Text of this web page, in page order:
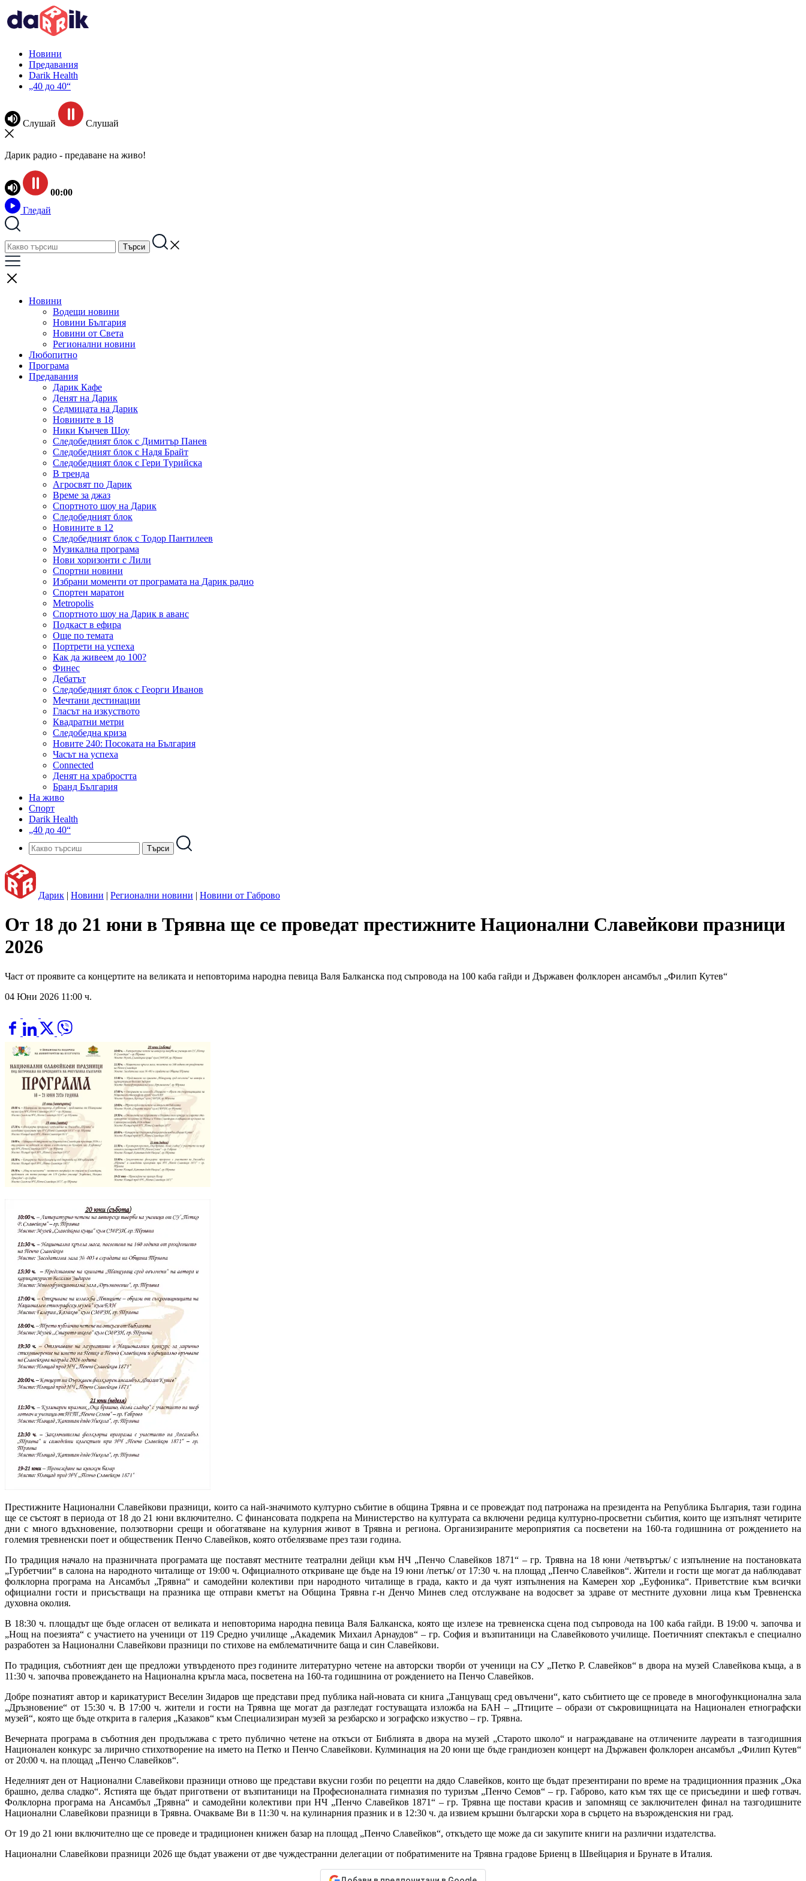
Новини
Предавания
Darik Health
„40 до 40“
Слушай Слушай
Дарик радио - предаване на живо!
00:00
Гледай
Новини
Водещи новини
Новини България
Новини от Света
Регионални новини
Любопитно
Програма
Предавания
Дарик Кафе
Денят на Дарик
Седмицата на Дарик
Новините в 18
Ники Кънчев Шоу
Следобедният блок с Димитър Панев
Следобедният блок с Надя Брайт
Следобедният блок с Гери Турийска
В тренда
Агросвят по Дарик
Време за джаз
Спортното шоу на Дарик
Следобедният блок
Новините в 12
Следобедният блок с Тодор Пантилеев
Музикална програма
Нови хоризонти с Лили
Спортни новини
Избрани моменти от програмата на Дарик радио
Спортен маратон
Metropolis
Спортното шоу на Дарик в аванс
Подкаст в ефира
Още по темата
Портрети на успеха
Как да живеем до 100?
Финес
Дебатът
Следобедният блок с Георги Иванов
Мечтани дестинации
Гласът на изкуството
Квадратни метри
Следобедна криза
Новите 240: Посоката на България
Часът на успеха
Connected
Денят на храбростта
Бранд България
На живо
Спорт
Darik Health
„40 до 40“
Дарик | Новини | Регионални новини | Новини от Габрово
От 18 до 21 юни в Трявна ще се проведат престижните Национални Славейкови празници
2026
Част от проявите са концертите на великата и неповторима народна певица Валя Балканска под съпровода на 100 каба гайди и Държавен фолклорен ансамбъл „Филип Кутев“
04 Юни 2026 11:00 ч.
Престижните Национални Славейкови празници, които са най-значимото културно събитие в община Трявна и се провеждат под патронажа на президента на Република България, тази година
ще се състоят в периода от 18 до 21 юни включително. С финансовата подкрепа на Министерство на културата са включени редица културно-просветни събития, които ще изпълнят четирите
дни с много вдъхновение, ползотворни срещи и обогатяване на кулурния живот в Трявна и региона. Организираните мероприятия са посветени на 160-та годишнина от рождението на
големия тревненски поет и общественик Пенчо Славейков, която отбелязваме през тази година.
По традиция начало на празничната програмата ще поставят местните театрални дейци към НЧ „Пенчо Славейков 1871“ – гр. Трявна на 18 юни /четвъртък/ с изпълнение на постановката
„Гурбетчии“ в салона на народното читалище от 19:00 ч. Официалното откриване ще бъде на 19 юни /петък/ от 17:30 ч. на площад „Пенчо Славейков“. Жители и гости ще могат да наблюдават
фолклорна програма на Ансамбъл „Трявна“ и самодейни колективи при народното читалище в града, както и да чуят изпълнения на Камерен хор „Еуфоника“. Приветствие към всички
официални гости и присъстващи на празника ще отправи кметът на Община Трявна г-н Денчо Минев след отслужване на водосвет за здраве от местните духовни лица към Тревненска
духовна околия.
В 18:30 ч. площадът ще бъде огласен от великата и неповторима народна певица Валя Балканска, която ще излезе на тревненска сцена под съпровода на 100 каба гайди. В 19:00 ч. започва и
„Нощ на поезията“ с участието на ученици от 119 Средно училище „Академик Михаил Арнаудов“ – гр. София и възпитаници на Славейковото училище. Поетичният спектакъл е специално
разработен за Национални Славейкови празници по стихове на емблематичните баща и син Славейкови.
По традиция, съботният ден ще предложи утвърденото през годините литературно четене на авторски творби от ученици на СУ „Петко Р. Славейков“ в двора на музей Славейкова къща, а в
11:30 ч. започва провеждането на Национална кръгла маса, посветена на 160-та годишнина от рождението на Пенчо Славейков.
Добре познатият автор и карикатурист Веселин Зидаров ще представи пред публика най-новата си книга „Танцуващ сред овълчени“, като събитието ще се проведе в многофункционална зала
„Дръзновение“ от 15:30 ч. В 17:00 ч. жители и гости на Трявна ще могат да разгледат гостуващата изложба на БАН – „Птиците – образи от съкровищницата на Национален етнографски
музей“, която ще бъде открита в галерия „Казаков“ към Специализиран музей за резбарско и зографско изкуство – гр. Трявна.
Вечерната програма в съботния ден продължава с трето публично четене на откъси от Библията в двора на музей „Старото школо“ и награждаване на отличените лауреати в тазгодишния
Национален конкурс за лирично стихотворение на името на Петко и Пенчо Славейкови. Кулминация на 20 юни ще бъде грандиозен концерт на Държавен фолклорен ансамбъл „Филип Кутев“
от 20:00 ч. на площад „Пенчо Славейков“.
Неделният ден от Национални Славейкови празници отново ще представи вкусни гозби по рецепти на дядо Славейков, които ще бъдат презентирани по време на традиционния празник „Ока
брашно, делва сладко“. Ястията ще бъдат приготвени от възпитаници на Професионалната гимназия по туризъм „Пенчо Семов“ – гр. Габрово, като към тях ще се присъедини и шеф готвач.
Фолклорна програма на Ансамбъл „Трявна“ и самодейни колективи при НЧ „Пенчо Славейков 1871“ – гр. Трявна ще постави красив и запомнящ се заключителен финал на тазгодишните
Национални Славейкови празници в Трявна. Очакваме Ви в 11:30 ч. на кулинарния празник и в 12:30 ч. да извием кръшни български хора в сърцето на възрожденския ни град.
От 19 до 21 юни включително ще се проведе и традиционен книжен базар на площад „Пенчо Славейков“, откъдето ще може да си закупите книги на различни издателства.
Национални Славейкови празници 2026 ще бъдат уважени от две чуждестранни делегации от побратимените на Трявна градове Бриенц в Швейцария и Брунате в Италия.